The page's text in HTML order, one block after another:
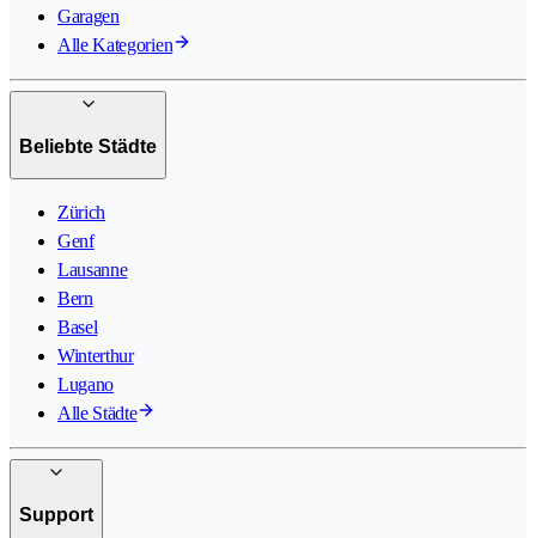
Garagen
Alle Kategorien
Beliebte Städte
Zürich
Genf
Lausanne
Bern
Basel
Winterthur
Lugano
Alle Städte
Support